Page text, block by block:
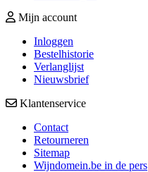
Mijn account
Inloggen
Bestelhistorie
Verlanglijst
Nieuwsbrief
Klantenservice
Contact
Retourneren
Sitemap
Wijndomein.be in de pers